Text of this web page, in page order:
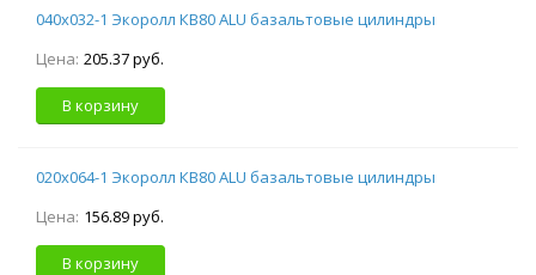
040х032-1 Экоролл КВ80 ALU базальтовые цилиндры
Цена: 205.37 руб.
В корзину
020х064-1 Экоролл КВ80 ALU базальтовые цилиндры
Цена: 156.89 руб.
В корзину